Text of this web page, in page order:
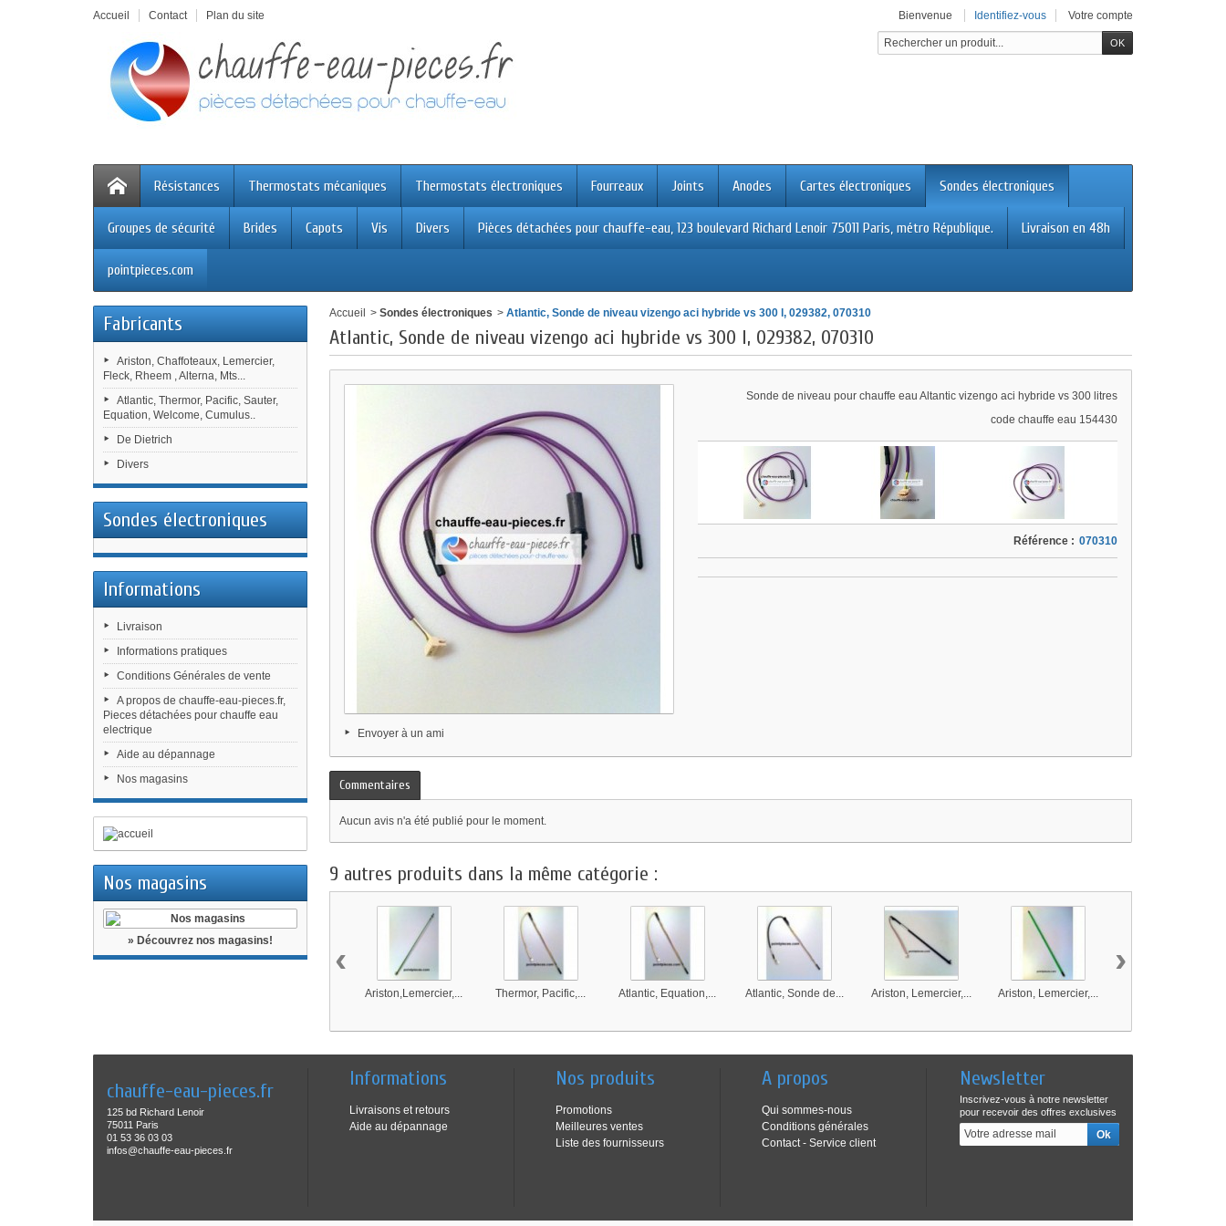
Accueil Contact Plan du site Bienvenue Identifiez-vous Votre compte
Résistances Thermostats mécaniques Thermostats électroniques Fourreaux Joints Anodes Cartes électroniques Sondes électroniques
Groupes de sécurité Brides Capots Vis Divers Pièces détachées pour chauffe-eau, 123 boulevard Richard Lenoir 75011 Paris, métro République. Livraison en 48h
pointpieces.com
Fabricants
Ariston, Chaffoteaux, Lemercier,
Fleck, Rheem , Alterna, Mts...
Atlantic, Thermor, Pacific, Sauter,
Equation, Welcome, Cumulus..
De Dietrich
Divers
Sondes électroniques
Informations
Livraison
Informations pratiques
Conditions Générales de vente
A propos de chauffe-eau-pieces.fr,
Pieces détachées pour chauffe eau
electrique
Aide au dépannage
Nos magasins
Nos magasins
» Découvrez nos magasins!
Accueil > Sondes électroniques > Atlantic, Sonde de niveau vizengo aci hybride vs 300 l, 029382, 070310
Atlantic, Sonde de niveau vizengo aci hybride vs 300 l, 029382, 070310
Envoyer à un ami
Sonde de niveau pour chauffe eau Altantic vizengo aci hybride vs 300 litres
code chauffe eau 154430
Référence : 070310
Commentaires
Aucun avis n'a été publié pour le moment.
9 autres produits dans la même catégorie :
Ariston,Lemercier,... Thermor, Pacific,... Atlantic, Equation,... Atlantic, Sonde de... Ariston, Lemercier,... Ariston, Lemercier,...
‹ ›
chauffe-eau-pieces.fr
125 bd Richard Lenoir
75011 Paris
01 53 36 03 03
infos@chauffe-eau-pieces.fr
Informations
Livraisons et retours
Aide au dépannage
Nos produits
Promotions
Meilleures ventes
Liste des fournisseurs
A propos
Qui sommes-nous
Conditions générales
Contact - Service client
Newsletter
Inscrivez-vous à notre newsletter
pour recevoir des offres exclusives